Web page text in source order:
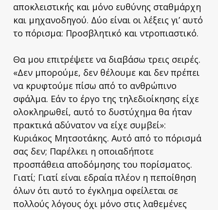
αποκλειστικής και μόνο ευθύνης σταθμάρχη
και μηχανοδηγού. Δύο είναι οι λέξεις γι’ αυτό
το πόρισμα: Προσβλητικό και ντροπιαστικό.
Θα μου επιτρέψετε να διαβάσω τρεις σειρές.
«Δεν μπορούμε, δεν θέλουμε και δεν πρέπει
να κρυφτούμε πίσω από το ανθρώπινο
σφάλμα. Εάν το έργο της τηλεδιοίκησης είχε
ολοκληρωθεί, αυτό το δυστύχημα θα ήταν
πρακτικά αδύνατον να είχε συμβεί»:
Κυριάκος Μητσοτάκης. Αυτό από το πόρισμά
σας δεν; Παρέλκει η οποιαδήποτε
προσπάθεια αποδόμησης του πορίσματος.
Γιατί; Γιατί είναι εδραία πλέον η πεποίθηση
όλων ότι αυτό το έγκλημα οφείλεται σε
πολλούς λόγους όχι μόνο στις λαθεμένες